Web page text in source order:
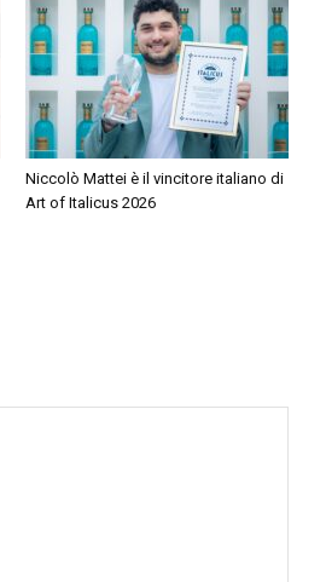
Niccolò Mattei è il vincitore italiano di
Art of Italicus 2026